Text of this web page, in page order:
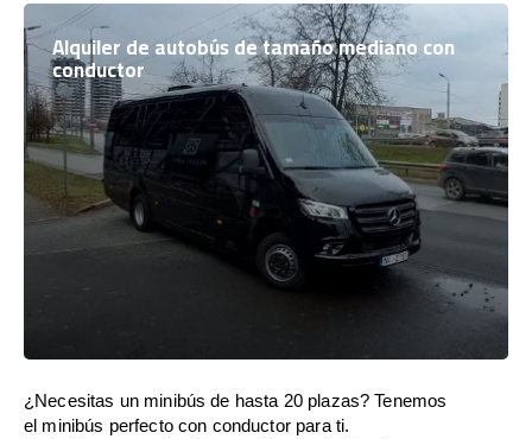
Alquiler de autobús de tamaño mediano con
conductor
¿Necesitas un minibús de hasta 20 plazas? Tenemos
el minibús perfecto con conductor para ti.